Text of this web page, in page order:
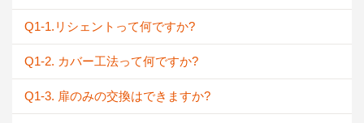
Q1-1.リシェントって何ですか?
Q1-2. カバー工法って何ですか?
Q1-3. 扉のみの交換はできますか?